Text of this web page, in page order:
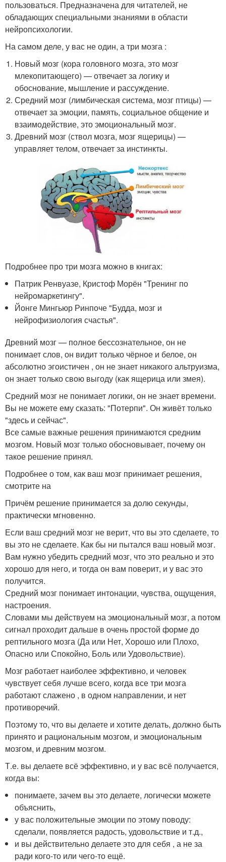
пользоваться. Предназначена для читателей, не
обладающих специальными знаниями в области
нейропсихологии.
На самом деле, у вас не один, а три мозга :
Новый мозг (кора головного мозга, это мозг
млекопитающего) — отвечает за логику и
обоснование, мышление и рассуждение.
Средний мозг (лимбическая система, мозг птицы) —
отвечает за эмоции, память, социальное общение и
взаимодействие, это эмоциональный мозг.
Древний мозг (ствол мозга, мозг ящерицы) —
управляет телом, отвечает за инстинкты.
Подробнее про три мозга можно в книгах:
Патрик Ренвуазе, Кристоф Морён "Тренинг по
нейромаркетингу".
Йонге Мингьюр Ринпоче "Будда, мозг и
нейрофизиология счастья".
Древний мозг — полное бессознательное, он не
понимает слов, он видит только чёрное и белое, он
абсолютно эгоистичен , он не знает никакого альтруизма,
он знает только свою выгоду (как ящерица или змея).
Средний мозг не понимает логики, он не знает времени.
Вы не можете ему сказать: "Потерпи". Он живёт только
"здесь и сейчас".
Все самые важные решения принимаются средним
мозгом. Новый мозг только обосновывает, почему он
такое решение принял.
Подробнее о том, как ваш мозг принимает решения,
смотрите на
Причём решение принимается за долю секунды,
практически мгновенно.
Если ваш средний мозг не верит, что вы это сделаете, то
вы это не сделаете. Как бы ни пытался ваш новый мозг.
Вам нужно убедить средний мозг, что это реально и это
хорошо для него, и тогда он вам поверит, и у вас это
получится.
Средний мозг понимает интонации, чувства, ощущения,
настроения.
Словами мы действуем на эмоциональный мозг, а потом
сигнал проходит дальше в очень простой форме до
рептильного мозга (Да или Нет, Хорошо или Плохо,
Опасно или Спокойно, Боль или Удовольствие).
Мозг работает наиболее эффективно, и человек
чувствует себя лучше всего, когда все три мозга
работают слажено , в одном направлении, и нет
противоречий.
Поэтому то, что вы делаете и хотите делать, должно быть
принято и рациональным мозгом, и эмоциональным
мозгом, и древним мозгом.
Т.е. вы делаете всё эффективно, и у вас всё получается,
когда вы:
понимаете, зачем вы это делаете, логически можете
объяснить,
у вас положительные эмоции по этому поводу:
сделали, появляется радость, удовольствие и т.д.,
и вы действительно делаете это для себя , а не за
ради кого-то или чего-то ещё.